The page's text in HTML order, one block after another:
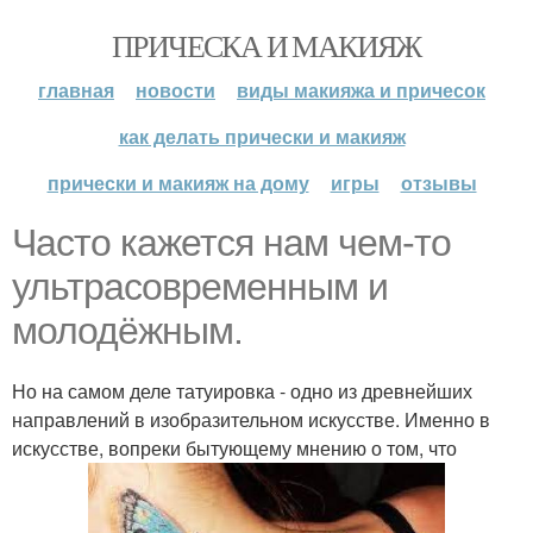
ПРИЧЕСКА И МАКИЯЖ
главная новости
виды макияжа и причесок
как делать прически и макияж
прически и макияж на дому
игры отзывы
Часто кажется нам чем-то
ультрасовременным и
молодёжным.
Но на самом деле татуировка - одно из древнейших
направлений в изобразительном искусстве. Именно в
искусстве, вопреки бытующему мнению о том, что